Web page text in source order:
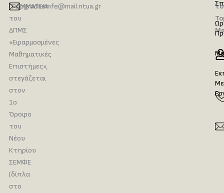
ΓΡΑΜΜΑΤΕΙΑ
του
ΔΠΜΣ
«Εφαρμοσμένες
Μαθηματικές
Επιστήμες»,
στεγάζεται
στον
1ο
Όροφο
του
Νέου
Κτηρίου
ΣΕΜΦΕ
(δίπλα
στο
pgradsemfe@mail.ntua.gr